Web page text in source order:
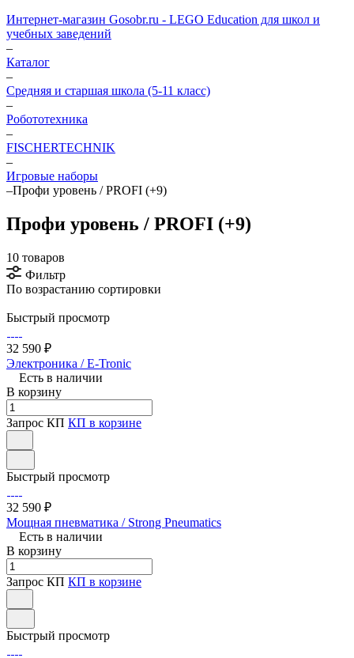
Интернет-магазин Gosobr.ru - LEGO Education для школ и
учебных заведений
–
Каталог
–
Средняя и старшая школа (5-11 класс)
–
Робототехника
–
FISCHERTECHNIK
–
Игровые наборы
–Профи уровень / PROFI (+9)
Профи уровень / PROFI (+9)
10 товаров
Фильтр
По возрастанию сортировки
Быстрый просмотр
32 590 ₽
Электроника / E-Tronic
Есть в наличии
В корзину
Запрос КП КП в корзине
Быстрый просмотр
32 590 ₽
Мощная пневматика / Strong Pneumatics
Есть в наличии
В корзину
Запрос КП КП в корзине
Быстрый просмотр